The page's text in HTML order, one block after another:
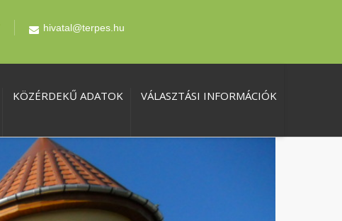
hivatal@terpes.hu
KÖZÉRDEKŰ ADATOK VÁLASZTÁSI INFORMÁCIÓK